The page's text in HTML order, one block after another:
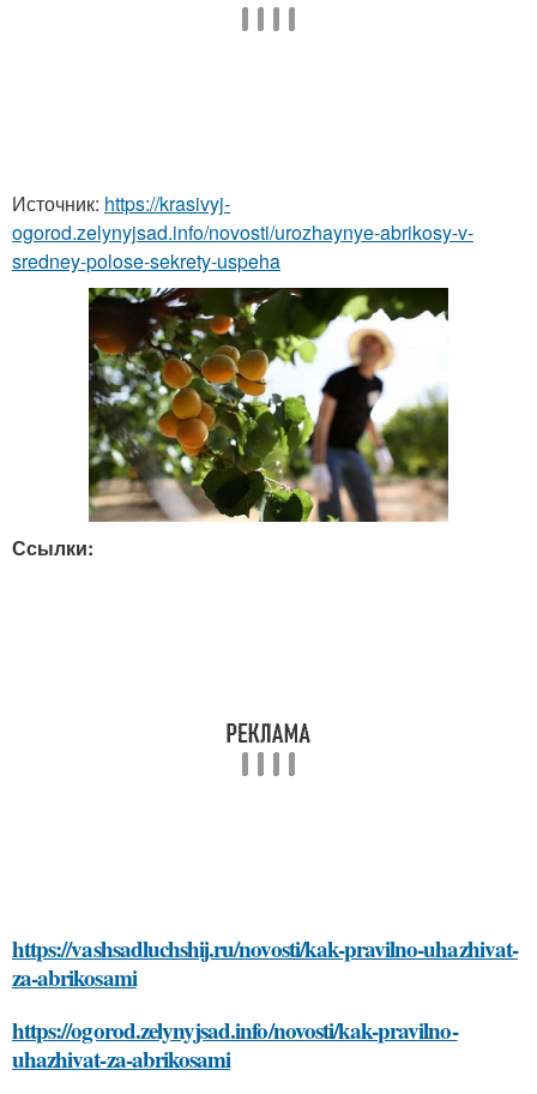
Источник: https://krasivyj-
ogorod.zelynyjsad.info/novosti/urozhaynye-abrikosy-v-
sredney-polose-sekrety-uspeha
Ссылки:
https://vashsadluchshij.ru/novosti/kak-pravilno-uhazhivat-
za-abrikosami
https://ogorod.zelynyjsad.info/novosti/kak-pravilno-
uhazhivat-za-abrikosami